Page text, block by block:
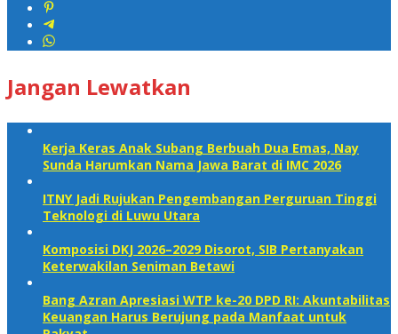
Jangan Lewatkan
Kerja Keras Anak Subang Berbuah Dua Emas, Nay
Sunda Harumkan Nama Jawa Barat di IMC 2026
ITNY Jadi Rujukan Pengembangan Perguruan Tinggi
Teknologi di Luwu Utara
Komposisi DKJ 2026–2029 Disorot, SIB Pertanyakan
Keterwakilan Seniman Betawi
Bang Azran Apresiasi WTP ke-20 DPD RI: Akuntabilitas
Keuangan Harus Berujung pada Manfaat untuk